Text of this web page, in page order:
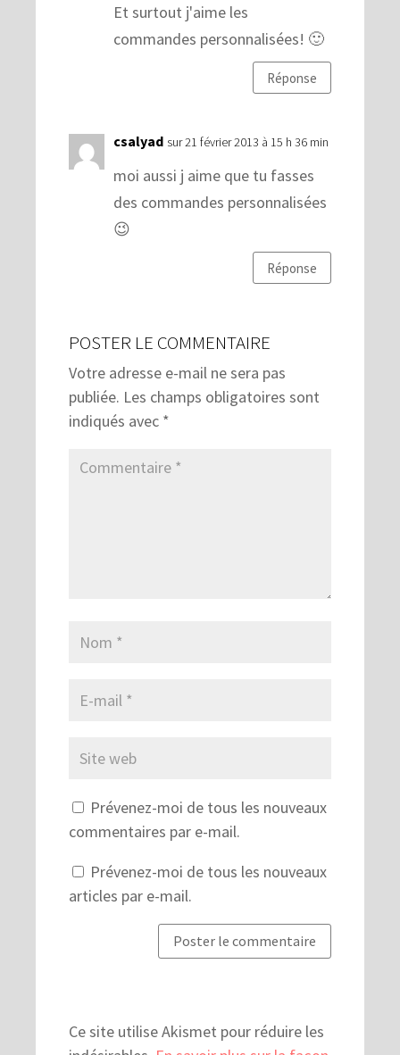
Et surtout j'aime les
commandes personnalisées! 🙂
Réponse
csalyad sur 21 février 2013 à 15 h 36 min
moi aussi j aime que tu fasses
des commandes personnalisées
😉
Réponse
POSTER LE COMMENTAIRE
Votre adresse e-mail ne sera pas
publiée. Les champs obligatoires sont
indiqués avec *
Prévenez-moi de tous les nouveaux
commentaires par e-mail.
Prévenez-moi de tous les nouveaux
articles par e-mail.
Ce site utilise Akismet pour réduire les